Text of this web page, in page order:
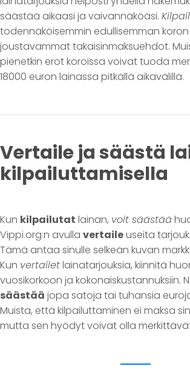
säästää aikaasi ja vaivannäköäsi.
todennäköisemmin edullisemman
joustavammat takaisinmaksuehdot.
pienetkin erot koroissa voivat tuoda
18000 euron lainassa pitkällä aikavälillä.
Vertaile ja säästä
kilpailuttamisella
Kun kilpailutat lainan, voit säästää
Vippi.org:n avulla vertaileuseita
Tämä antaa sinulle selkeän kuvan
Kun vertailetlainatarjouksia, kiinnitä
vuosikorkoon ja kokonaiskustannuksiin.
säästää jopa satoja tai tuhansia
Muista, että kilpailuttaminen ei maksa
mutta sen hyödyt voivat olla